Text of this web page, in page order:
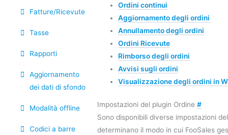
Fatture/Ricevute
Tasse
Rapporti
Aggiornamento
dei dati di sfondo
Modalità offline
Codici a barre
Ordini continui
Aggiornamento degli ordini
Annullamento degli ordini
Ordini Ricevute
Rimborso degli ordini
Avvisi sugli ordini
Visualizzazione degli ordini in
Impostazioni del plugin Ordine #
Sono disponibili diverse impostazioni
determinano il modo in cui FooSales